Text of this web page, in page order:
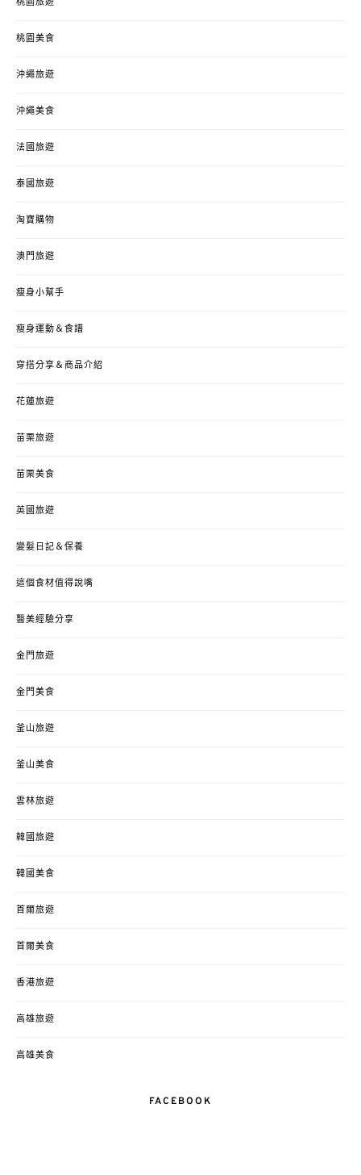
桃園旅遊
桃園美食
沖繩旅遊
沖繩美食
法國旅遊
泰國旅遊
淘寶購物
澳門旅遊
瘦身小幫手
瘦身運動＆食譜
穿搭分享＆商品介紹
花蓮旅遊
苗栗旅遊
苗栗美食
英國旅遊
變髮日記＆保養
這個食材值得說嘴
醫美經驗分享
金門旅遊
金門美食
釜山旅遊
釜山美食
雲林旅遊
韓國旅遊
韓國美食
首爾旅遊
首爾美食
香港旅遊
高雄旅遊
高雄美食
FACEBOOK